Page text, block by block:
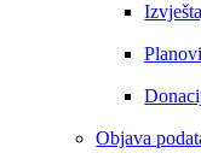
Planovi
Objava